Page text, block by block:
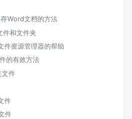
Word文档的方法
和文件夹
件资源管理器的帮助
的有效方法
文件
件
件